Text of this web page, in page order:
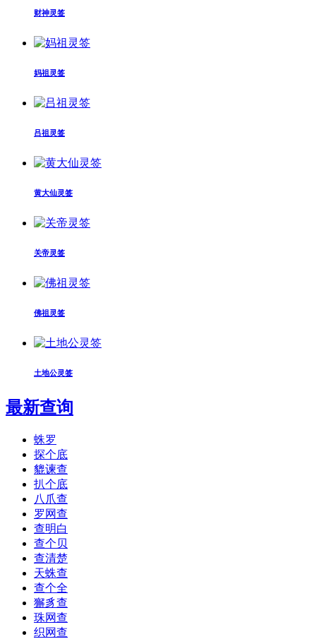
财神灵签
妈祖灵签
吕祖灵签
黄大仙灵签
关帝灵签
佛祖灵签
土地公灵签
最新查询
蛛罗
探个底
貔谏查
扒个底
八爪查
罗网查
查明白
查个贝
查清楚
天蛛查
查个全
獬豸查
珠网查
织网查